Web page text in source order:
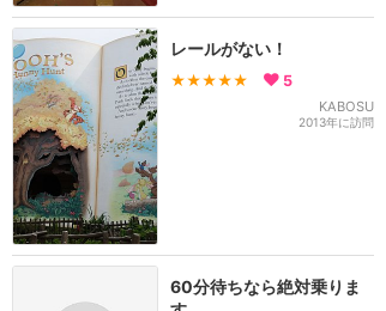
レールがない！
★★★★★ 5
KABOSU
2013年に訪問
60分待ちなら絶対乗りま